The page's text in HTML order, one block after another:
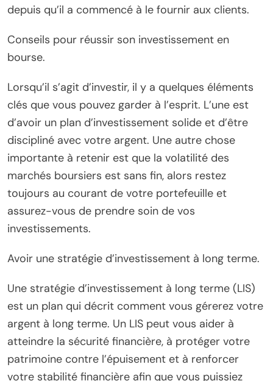
depuis qu’il a commencé à le fournir aux clients.
Conseils pour réussir son investissement en
bourse.
Lorsqu’il s’agit d’investir, il y a quelques éléments
clés que vous pouvez garder à l’esprit. L’une est
d’avoir un plan d’investissement solide et d’être
discipliné avec votre argent. Une autre chose
importante à retenir est que la volatilité des
marchés boursiers est sans fin, alors restez
toujours au courant de votre portefeuille et
assurez-vous de prendre soin de vos
investissements.
Avoir une stratégie d’investissement à long terme.
Une stratégie d’investissement à long terme (LIS)
est un plan qui décrit comment vous gérerez votre
argent à long terme. Un LIS peut vous aider à
atteindre la sécurité financière, à protéger votre
patrimoine contre l’épuisement et à renforcer
votre stabilité financière afin que vous puissiez